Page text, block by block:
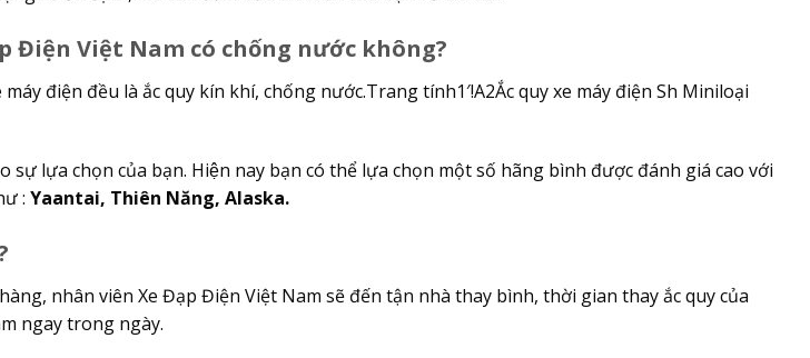
Điện Việt Nam có chống nước không?
điện đều là ắc quy kín khí, chống nước.Trang tính1′!A2Ắc quy xe máy điện Sh Miniloại
sự lựa chọn của bạn. Hiện nay bạn có thể lựa chọn một số hãng bình được đánh giá cao với
: Yaantai, Thiên Năng, Alaska.
nhân viên Xe Đạp Điện Việt Nam sẽ đến tận nhà thay bình, thời gian thay ắc quy của
ngay trong ngày.